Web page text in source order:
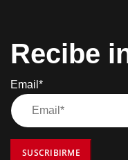
Recibe
Email*
SUSCRIBIRME